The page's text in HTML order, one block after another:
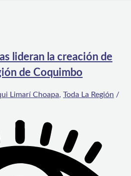
lideran la creación de
de Coquimbo
Limarí Choapa, Toda La Región /